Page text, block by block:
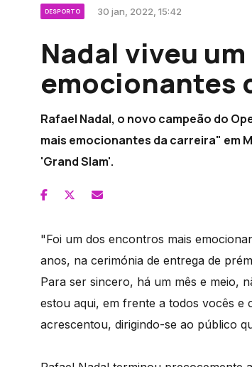
DESPORTO 30 jan, 2022, 15:42
Nadal viveu
emocionantes
Rafael Nadal, o novo campeão do
mais emocionantes da carreira" em
'Grand Slam'.
"Foi um dos encontros mais
anos, na cerimónia de entrega de
Para ser sincero, há um mês e meio,
estou aqui, em frente a todos vocês
acrescentou, dirigindo-se ao público